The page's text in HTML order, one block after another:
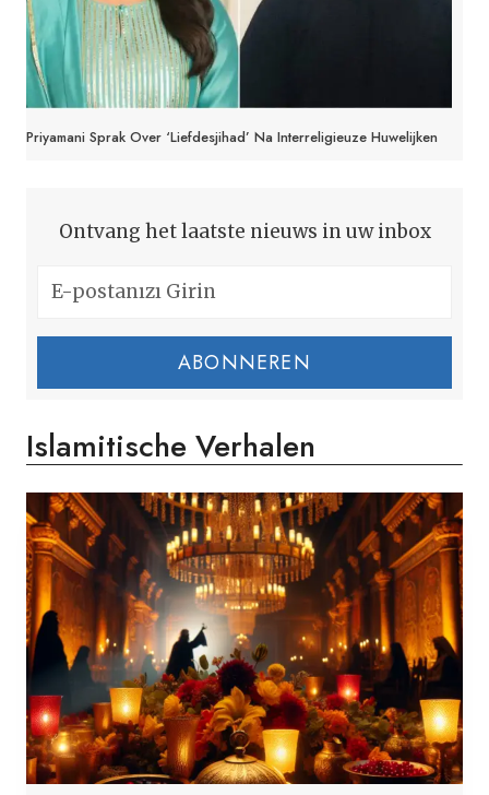
Priyamani Sprak Over ‘liefdesjihad’ Na Interreligieuze Huwelijken
Ontvang het laatste nieuws in uw inbox
ABONNEREN
Islamitische Verhalen